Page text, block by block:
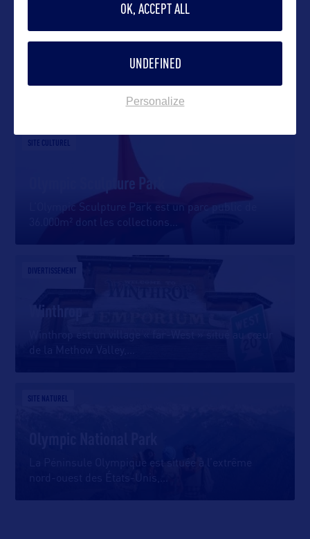
DANS LA MÊME CATEGORIE
SITE CULTUREL
Olympic Sculpture Park
L’Olympic Sculpture Park est un parc public de
36.000m² dont les collections
DIVERTISSEMENT
Winthrop
SITE NATUREL
La Péninsule Olympique est située à l’extrême
nord-ouest des États-Unis,
OK, ACCEPT ALL
UNDEFINED
Personalize